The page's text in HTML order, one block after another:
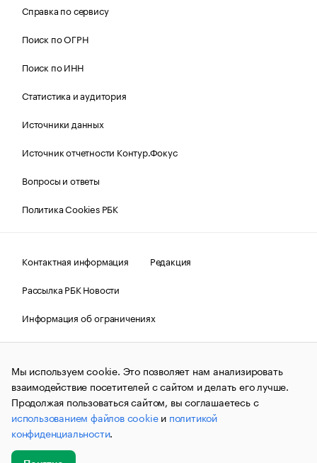
Справка по сервису
Поиск по ОГРН
Поиск по ИНН
Статистика и аудитория
Источники данных
Источник отчетности Контур.Фокус
Вопросы и ответы
Политика Cookies РБК
Контактная информация
Редакция
Рассылка РБК Новости
Информация об ограничениях
Правовая информация
О соблюдении авторских прав
© АО «РОСБИЗНЕСКОНСАЛТИНГ»,1995–2026.Сообщения
и материалы информационного агентства «РБК»
(зарегистрировано Федеральной службой по надзору в сфере
связи, информационных технологий и массовых
коммуникаций (Роскомнадзор) 09.12.2015 за номером ИА
№ФС77-63848) сопровождаются пометкой «РБК». Отдельные
публикации могут содержать информацию,
не предназначенную для пользователей
Мы используем cookie. Это позволяет нам анализировать
взаимодействие посетителей с сайтом и делать его лучше.
Продолжая пользоваться сайтом, вы соглашаетесь с
использованием файлов cookieи политикой
конфиденциальности.